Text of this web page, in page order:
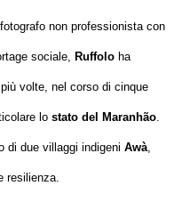
non professionista con
sociale, Ruffolo ha
volte, nel corso di cinque
lo stato del Maranhão.
di due villaggi indigeni Awà,
resilienza.